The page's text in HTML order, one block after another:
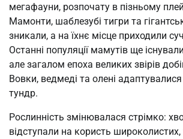
мегафауни, розпочату в пізньому
Мамонти, шаблезубі тигри та
зникали, а на їхнє місце приходили
Останні популяції мамутів ще
але загалом епоха великих звірів
Вовки, ведмеді та олені адаптувалися
тундр.
Рослинність змінювалася стрімко:
відступали на користь широколистих,